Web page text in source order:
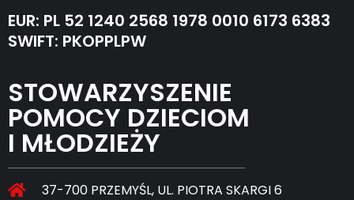
EUR: PL 52 1240 2568 1978 0010 6173 6383
SWIFT: PKOPPLPW
STOWARZYSZENIE
POMOCY DZIECIOM
I MŁODZIEŻY
37-700 PRZEMYŚL, UL. PIOTRA SKARGI 6